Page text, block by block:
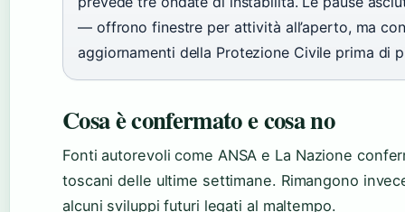
— offrono finestre per attività all’aperto, ma
aggiornamenti della Protezione Civile prima di
Cosa è confermato e cosa no
Fonti autorevoli come ANSA e La Nazione
toscani delle ultime settimane. Rimangono
alcuni sviluppi futuri legati al maltempo.